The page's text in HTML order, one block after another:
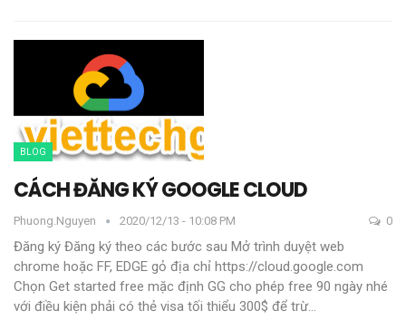
BLOG
CÁCH ĐĂNG KÝ GOOGLE CLOUD
Phuong.nguyen 2020/12/13 - 10:08 PM 0
Đăng ký Đăng ký theo các bước sau Mở trình duyệt web
chrome hoặc FF, EDGE gỏ địa chỉ https://cloud.google.com
Chọn Get started free mặc định GG cho phép free 90 ngày nhé
với điều kiện phải có thẻ visa tối thiểu 300$ để trừ…